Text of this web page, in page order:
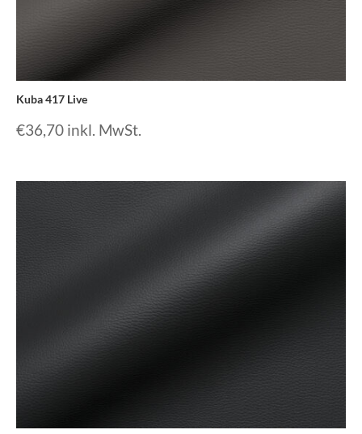
Kuba 417 Live
€36,70 inkl. MwSt.